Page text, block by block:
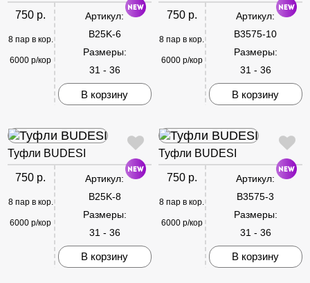
750 р.
8 пар в кор.
6000 р/кор
Артикул:
B25K-6
Размеры:
31 - 36
В корзину
750 р.
8 пар в кор.
6000 р/кор
Артикул:
B3575-10
Размеры:
31 - 36
В корзину
Туфли BUDESI
750 р.
8 пар в кор.
6000 р/кор
Артикул:
B25K-8
Размеры:
31 - 36
В корзину
Туфли BUDESI
750 р.
8 пар в кор.
6000 р/кор
Артикул:
B3575-3
Размеры:
31 - 36
В корзину